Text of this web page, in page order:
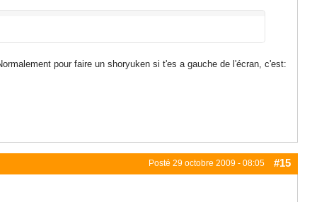
pour faire un shoryuken si t'es a gauche de l'écran, c'est:
Posté 29 octobre 2009 - 08:05 #15